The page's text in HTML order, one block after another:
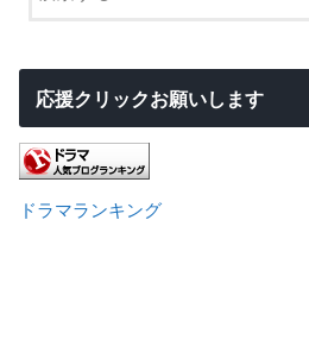
応援クリックお願いします
ドラマランキング